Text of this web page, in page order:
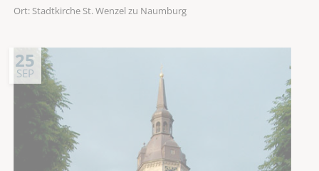
Ort: Stadtkirche St. Wenzel zu Naumburg
25
SEP